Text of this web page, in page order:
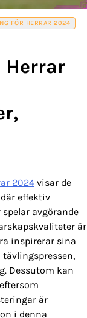
FÖR HERRAR 2024
2024 visar de
effektiv
avgörande
är
inspirerar sina
Dessutom kan
är
i denna